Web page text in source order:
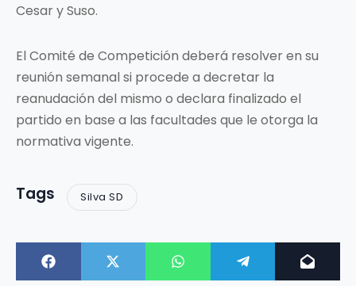
Cesar y Suso.
El Comité de Competición deberá resolver en su
reunión semanal si procede a decretar la
reanudación del mismo o declara finalizado el
partido en base a las facultades que le otorga la
normativa vigente.
Tags Silva SD